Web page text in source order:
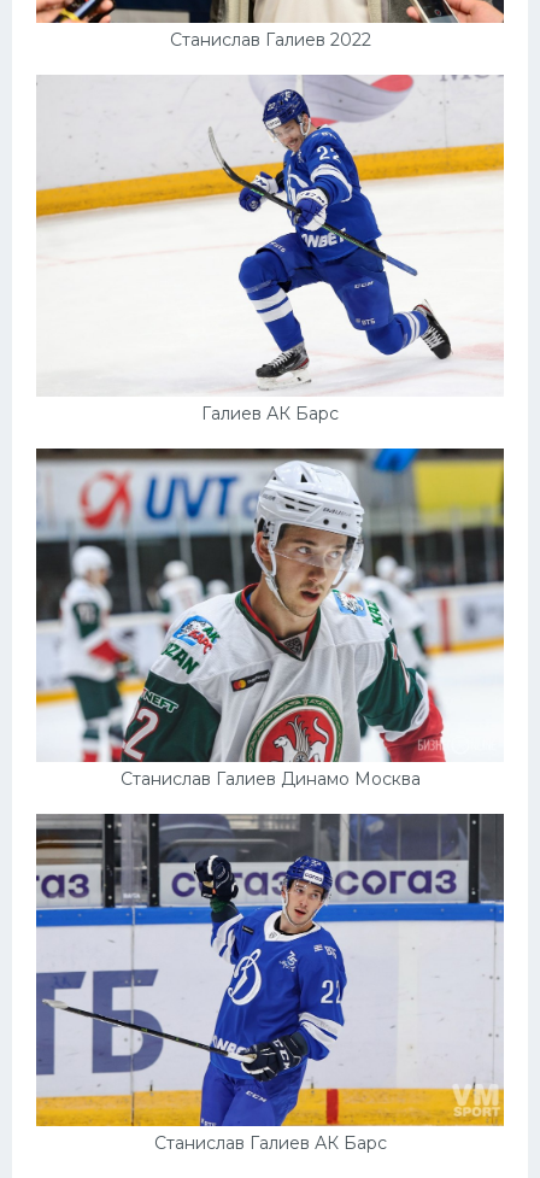
Станислав Галиев 2022
Галиев АК Барс
Станислав Галиев Динамо Москва
Станислав Галиев АК Барс